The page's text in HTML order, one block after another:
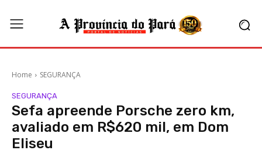
Home SEGURANÇA
SEGURANÇA
Sefa apreende Porsche zero km,
avaliado em R$620 mil, em Dom
Eliseu